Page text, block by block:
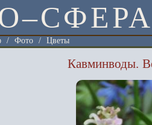
/ Фото / Цветы
Кавминводы.